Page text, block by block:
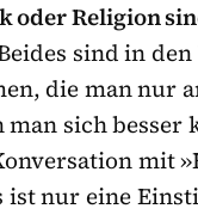
oder Religion
sind in den
die man nur
man sich besser
mit
ist nur eine